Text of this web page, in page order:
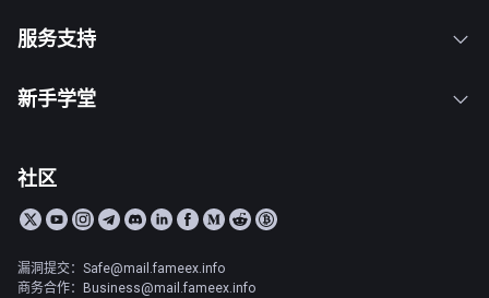
服务支持
新手学堂
社区
漏洞提交：Safe@mail.fameex.info
商务合作：Business@mail.fameex.info